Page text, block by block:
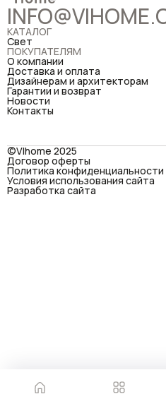
КАТАЛОГ
Свет
ПОКУПАТЕЛЯМ
О компании
Доставка и оплата
Дизайнерам и архитекторам
Гарантии и возврат
Новости
Контакты
©VIhome 2025
Договор оферты
Политика конфиденциальности
Условия использования сайта
Разработка сайта